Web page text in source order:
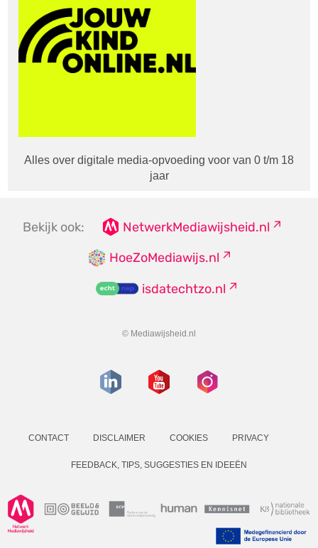
Alles over digitale media-opvoeding voor van 0 t/m 18
jaar
Bekijk ook:
NetwerkMediawijsheid.nl
HoeZoMediawijs.nl
isdatechtzo.nl
© Mediawijsheid.nl
CONTACT DISCLAIMER COOKIES PRIVACY
FEEDBACK, TIPS, SUGGESTIES EN IDEEËN